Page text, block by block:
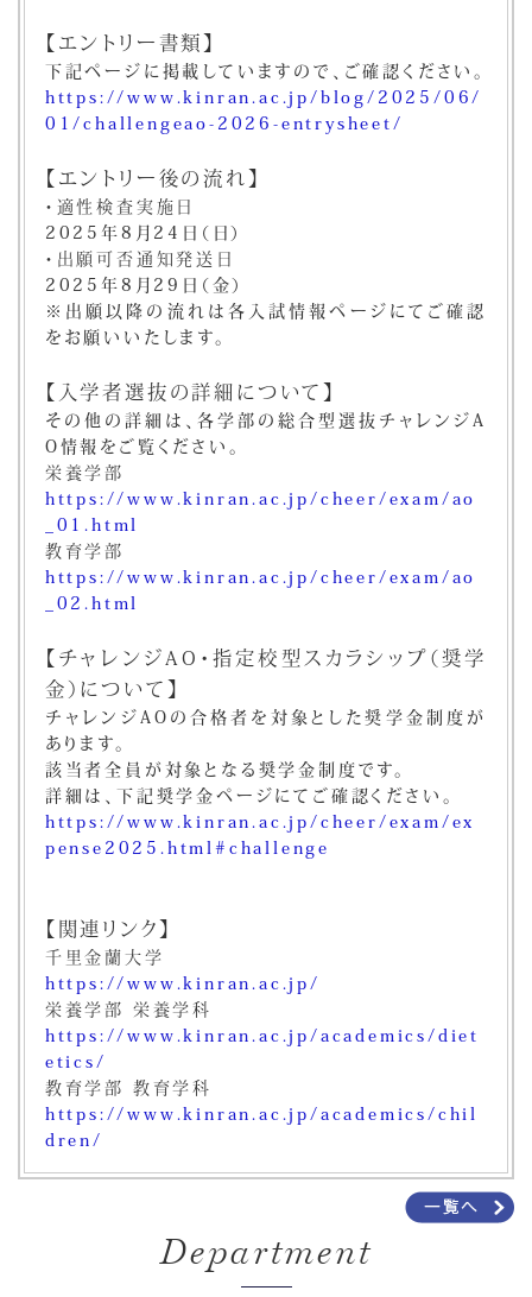
【エントリー書類】
下記ページに掲載していますので、ご確認ください。
https://www.kinran.ac.jp/blog/2025/06/
01/challengeao-2026-entrysheet/
【エントリー後の流れ】
・適性検査実施日
2025年8月24日（日）
・出願可否通知発送日
2025年8月29日（金）
※出願以降の流れは各入試情報ページにてご確認
をお願いいたします。
【入学者選抜の詳細について】
その他の詳細は、各学部の総合型選抜チャレンジA
O情報をご覧ください。
栄養学部
https://www.kinran.ac.jp/cheer/exam/ao
_01.html
教育学部
https://www.kinran.ac.jp/cheer/exam/ao
_02.html
【チャレンジAO・指定校型スカラシップ（奨学
金）について】
チャレンジAOの合格者を対象とした奨学金制度が
あります。
該当者全員が対象となる奨学金制度です。
詳細は、下記奨学金ページにてご確認ください。
https://www.kinran.ac.jp/cheer/exam/ex
pense2025.html#challenge
【関連リンク】
千里金蘭大学
https://www.kinran.ac.jp/
栄養学部 栄養学科
https://www.kinran.ac.jp/academics/diet
etics/
教育学部 教育学科
https://www.kinran.ac.jp/academics/chil
dren/
Department